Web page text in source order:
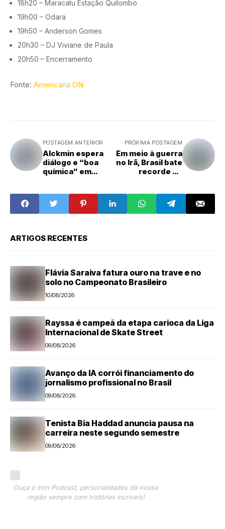
18h20 – Maracatu Estação Quilombo
19h00 – Odara
19h50 – Anderson Gomes
20h30 – DJ Viviane de Paula
20h50 – Encerramento
Fonte: Americana ON
POSTAGEM ANTERIOR
Alckmin espera
diálogo e “boa
química” em
PRÓXIMA POSTAGEM
Em meio à guerra
no Irã, Brasil bate
recorde de
ARTIGOS RECENTES
Flávia Saraiva fatura ouro na trave e no
solo no Campeonato Brasileiro
10/08/2026
Rayssa é campeã da etapa carioca da Liga
Internacional de Skate Street
09/08/2026
Avanço da IA corrói financiamento do
jornalismo profissional no Brasil
09/08/2026
Tenista Bia Haddad anuncia pausa na
carreira neste segundo semestre
09/08/2026
Ouça o Iron Podcast, personalidades da nossa
região sempre com histórias incríveis!